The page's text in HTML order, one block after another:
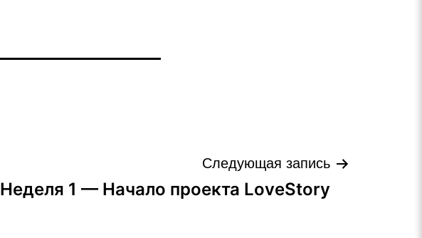
Следующая запись
Неделя 1 — Начало проекта LoveStory